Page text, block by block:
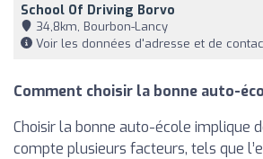
School Of Driving Borvo
34,8km, Bourbon-Lancy
Voir les données d'adresse et de
Comment choisir la bonne auto-
Choisir la bonne auto-école implique
compte plusieurs facteurs, tels que